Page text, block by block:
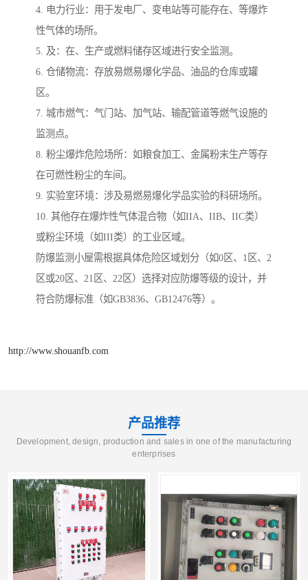
4. 电力行业：用于发电厂、变电站等可能存在、等爆炸
性气体的场所。
5. 及：在、生产或燃料储存区域进行安全监测。
6. 仓储物流：存放易燃易爆化学品、油品的仓库或罐
区。
7. 城市燃气：气门站、加气站、输配管道等燃气设施的
监测点。
8. 粉尘爆炸危险场所：如粮食加工、金属粉末生产等存
在可燃性粉尘的车间。
9. 实验室环境：涉及易燃易爆化学品实验的科研场所。
10. 其他存在爆炸性气体混合物（如IIA、IIB、IIC类）
或粉尘环境（如III类）的工业区域。
防爆监测小屋需根据具体危险区域划分（如0区、1区、2
区或20区、21区、22区）选择对应防爆等级的设计，并
符合防爆标准（如GB3836、GB12476等）。
http://www.shouanfb.com
产品推荐
Development, design, production and sales in one of the manufacturing
enterprises